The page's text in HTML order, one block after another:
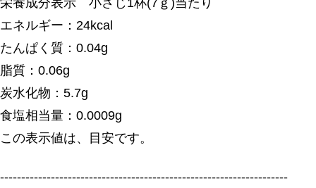
エネルギー：24kcal
たんぱく質：0.04g
脂質：0.06g
炭水化物：5.7g
食塩相当量：0.0009g
この表示値は、目安です。
--------------------------------------------------------------------